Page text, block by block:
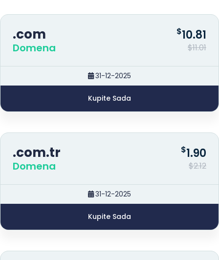
.com
Domena
$10.81
$11.01
31-12-2025
Kupite Sada
.com.tr
Domena
$1.90
$2.12
31-12-2025
Kupite Sada